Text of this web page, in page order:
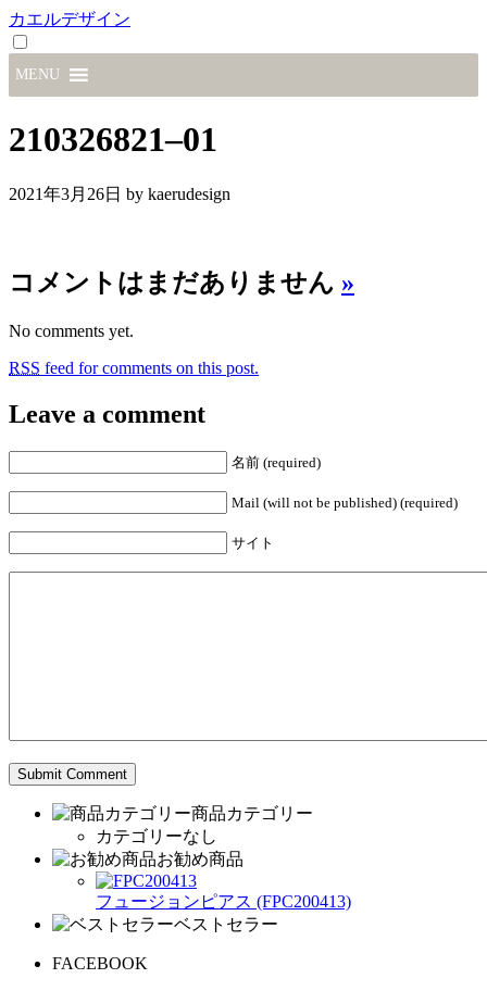
カエルデザイン
MENU
210326821–01
2021年3月26日 by kaerudesign
コメントはまだありません »
No comments yet.
RSS feed for comments on this post.
Leave a comment
名前 (required)
Mail (will not be published) (required)
サイト
商品カテゴリー
カテゴリーなし
お勧め商品
フュージョンピアス (FPC200413)
ベストセラー
FACEBOOK